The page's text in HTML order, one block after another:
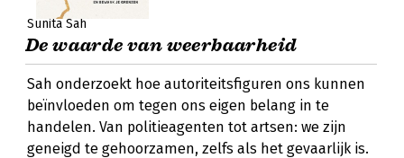
Sunita Sah
De waarde van weerbaarheid
Sah onderzoekt hoe autoriteitsfiguren ons kunnen
beïnvloeden om tegen ons eigen belang in te
handelen. Van politieagenten tot artsen: we zijn
geneigd te gehoorzamen, zelfs als het gevaarlijk is.